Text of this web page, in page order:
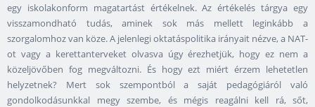
egy iskolakonform magatartást értékelnek. Az értékelés tárgya egy
visszamondható tudás, aminek sok más mellett leginkább a
szorgalomhoz van köze. A jelenlegi oktatáspolitika irányait nézve, a NAT-
ot vagy a kerettanterveket olvasva úgy érezhetjük, hogy ez nem a
közeljövőben fog megváltozni. És hogy ezt miért érzem lehetetlen
helyzetnek? Mert sok szempontból a saját pedagógiáról való
gondolkodásunkkal megy szembe, és mégis reagálni kell rá, sőt,